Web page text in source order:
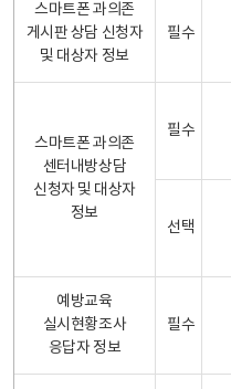
스마트폰 과의존
게시판 상담 신청자
및 대상자 정보
필수
스마트폰 과의존
센터내방상담
신청자 및 대상자
정보
필수
선택
예방교육
실시현황조사
응답자 정보
필수